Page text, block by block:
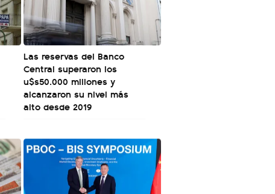
Las reservas del Banco
Central superaron los
u$s50.000 millones y
alcanzaron su nivel más
alto desde 2019